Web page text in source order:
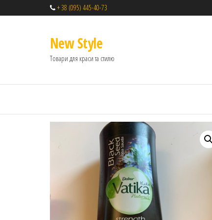
+ 38 (095) 445-40-73
New Style
Товари для краси та стилю